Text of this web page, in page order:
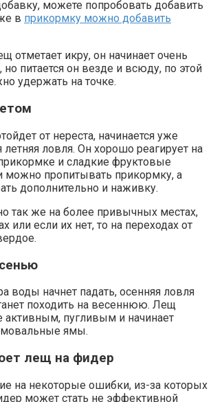
можете попробовать добавить
в прикормку можно добавить
отметает икру, он начинает очень
но питается он везде и всюду, по этой
удержать на точке.
от нереста, начинается уже
летняя ловля. Он хорошо реагирует на
и сладкие фруктовые
можно пропитывать прикормку, а
дополнительно и наживку.
так же на более привычных местах,
или если их нет, то на переходах от
воды начнет падать, осенняя ловля
походить на весеннюю. Лещ
активным, пугливым и начинает
ямы.
лещ на фидер
на некоторые ошибки, из-за которых
может стать не эффективной